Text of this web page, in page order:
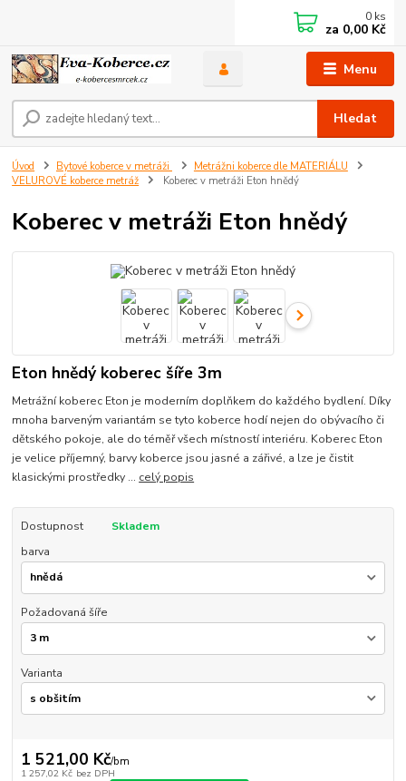
Menu
Hledat
0 ks
za 0,00 Kč
Úvod Bytové koberce v metráži
Metrážni koberce dle MATERIÁLU
VELUROVÉ koberce metráž
Koberec v metráži Eton hnědý
Koberec v metráži Eton hnědý
Eton hnědý koberec šíře 3m
Metrážní koberec Eton je moderním doplňkem do každého bydlení. Díky
mnoha barveným variantám se tyto koberce hodí nejen do obývacího či
dětského pokoje, ale do téměř všech místností interiéru. Koberec Eton
je velice příjemný, barvy koberce jsou jasné a zářivé, a lze je čistit
klasickými prostředky ... celý popis
Dostupnost
Skladem
barva
Požadovaná šíře
Varianta
1 521,00 Kč/bm
1 257,02 Kč bez DPH